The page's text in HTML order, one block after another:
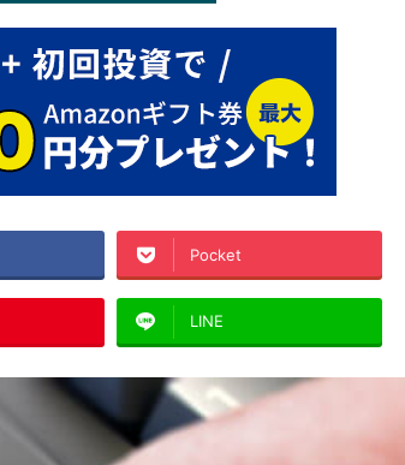
Pocket
LINE